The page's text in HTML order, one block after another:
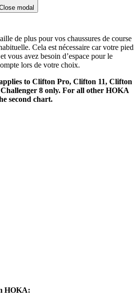
modal
de plus pour vos chaussures de course
Cela est nécessaire car votre pied
vous avez besoin d’espace pour le
lors de votre choix.
to Clifton Pro, Clifton 11, Clifton
8 only. For all other HOKA
second chart.
HOKA: